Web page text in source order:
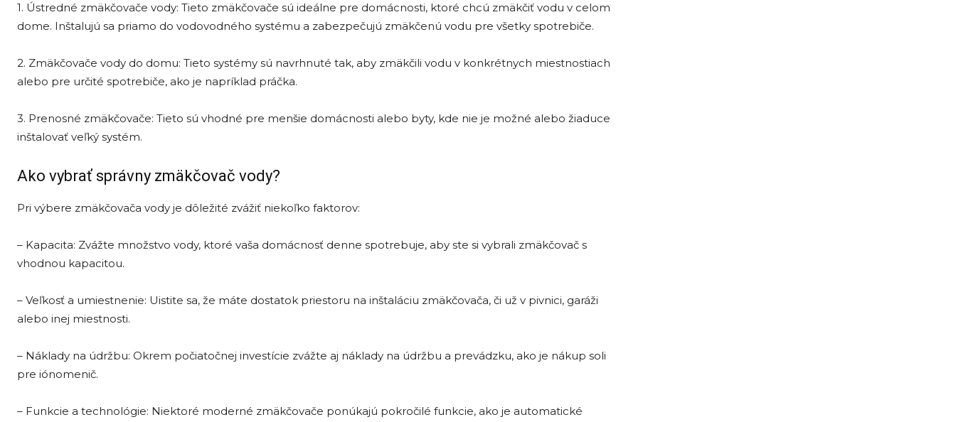
1. Ústredné zmäkčovače vody: Tieto zmäkčovače sú ideálne pre domácnosti, ktoré chcú zmäkčiť vodu v celom
dome. Inštalujú sa priamo do vodovodného systému a zabezpečujú zmäkčenú vodu pre všetky spotrebiče.
2. Zmäkčovače vody do domu: Tieto systémy sú navrhnuté tak, aby zmäkčili vodu v konkrétnych miestnostiach
alebo pre určité spotrebiče, ako je napríklad práčka.
3. Prenosné zmäkčovače: Tieto sú vhodné pre menšie domácnosti alebo byty, kde nie je možné alebo žiaduce
inštalovať veľký systém.
Ako vybrať správny zmäkčovač vody?
Pri výbere zmäkčovača vody je dôležité zvážiť niekoľko faktorov:
– Kapacita: Zvážte množstvo vody, ktoré vaša domácnosť denne spotrebuje, aby ste si vybrali zmäkčovač s
vhodnou kapacitou.
– Veľkosť a umiestnenie: Uistite sa, že máte dostatok priestoru na inštaláciu zmäkčovača, či už v pivnici, garáži
alebo inej miestnosti.
– Náklady na údržbu: Okrem počiatočnej investície zvážte aj náklady na údržbu a prevádzku, ako je nákup soli
pre iónomenič.
– Funkcie a technológie: Niektoré moderné zmäkčovače ponúkajú pokročilé funkcie, ako je automatické